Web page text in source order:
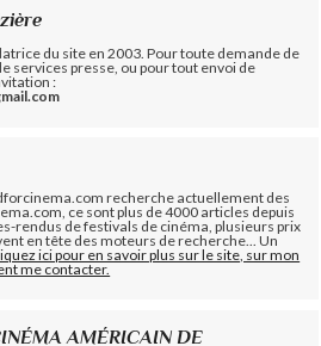
du site en 2003. Pour toute demande de
services presse, ou pour tout envoi de
:
recherche actuellement des
ce sont plus de 4000 articles depuis
rendus de festivals de cinéma, plusieurs prix
en tête des moteurs de recherche... Un
ici pour en savoir plus sur le site, sur mon
me contacter.
AMÉRICAIN DE